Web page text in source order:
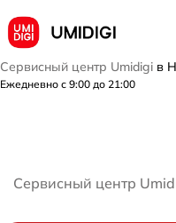
Сервисный центр Umidigi в
Ежедневно с 9:00 до 21:00
Сервисный центр